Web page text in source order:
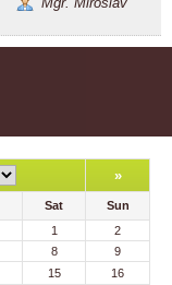
»
Sat
Sun
1
2
8
9
15
16